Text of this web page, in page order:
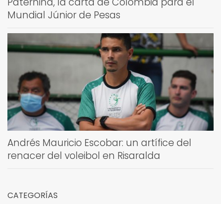
Mundial Júnior de Pesas
Andrés Mauricio Escobar: un artífice del
renacer del voleibol en Risaralda
CATEGORÍAS